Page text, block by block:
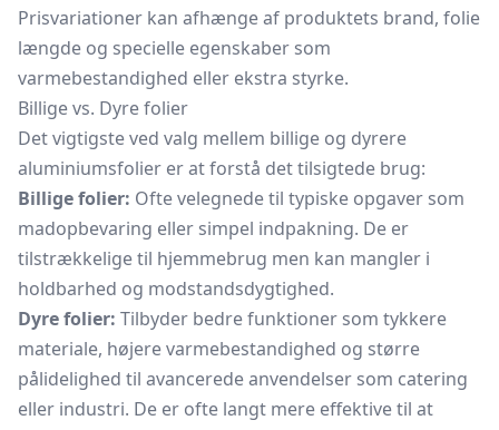
Prisvariationer kan afhænge af produktets brand, folie
længde og specielle egenskaber som
varmebestandighed eller ekstra styrke.
Billige vs. Dyre folier
Det vigtigste ved valg mellem billige og dyrere
aluminiumsfolier er at forstå det tilsigtede brug:
Billige folier: Ofte velegnede til typiske opgaver som
madopbevaring eller simpel indpakning. De er
tilstrækkelige til hjemmebrug men kan mangler i
holdbarhed og modstandsdygtighed.
Dyre folier: Tilbyder bedre funktioner som tykkere
materiale, højere varmebestandighed og større
pålidelighed til avancerede anvendelser som catering
eller industri. De er ofte langt mere effektive til at